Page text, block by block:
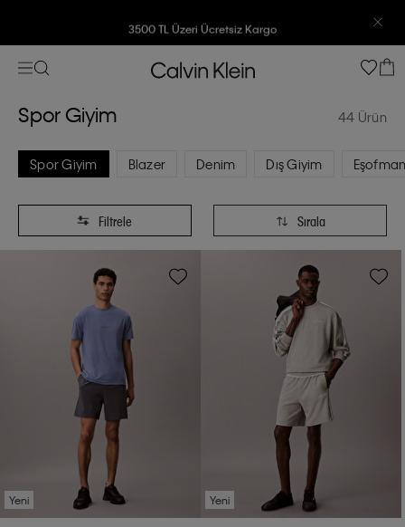
3500 TL Üzeri Ücretsiz Kargo
3500 TL Üzeri Ücretsiz Kargo
7500 TL Ve Üzeri Alışverişlerinizde 6 Taksit İmkanı
Spor Giyim 44 Ürün
Blazer Denim Dış Giyim
Spor Giyim
Filtrele Sırala
Yeni Yeni